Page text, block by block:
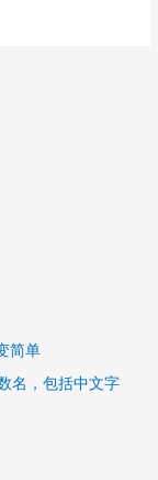
简单
名，包括中文字